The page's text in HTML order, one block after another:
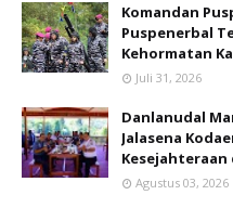
Komandan
Puspenerbal
Kehormatan
Juli 31, 2026
Danlanudal
Jalasena
Kesejahteraan
Agustus 03, 2026